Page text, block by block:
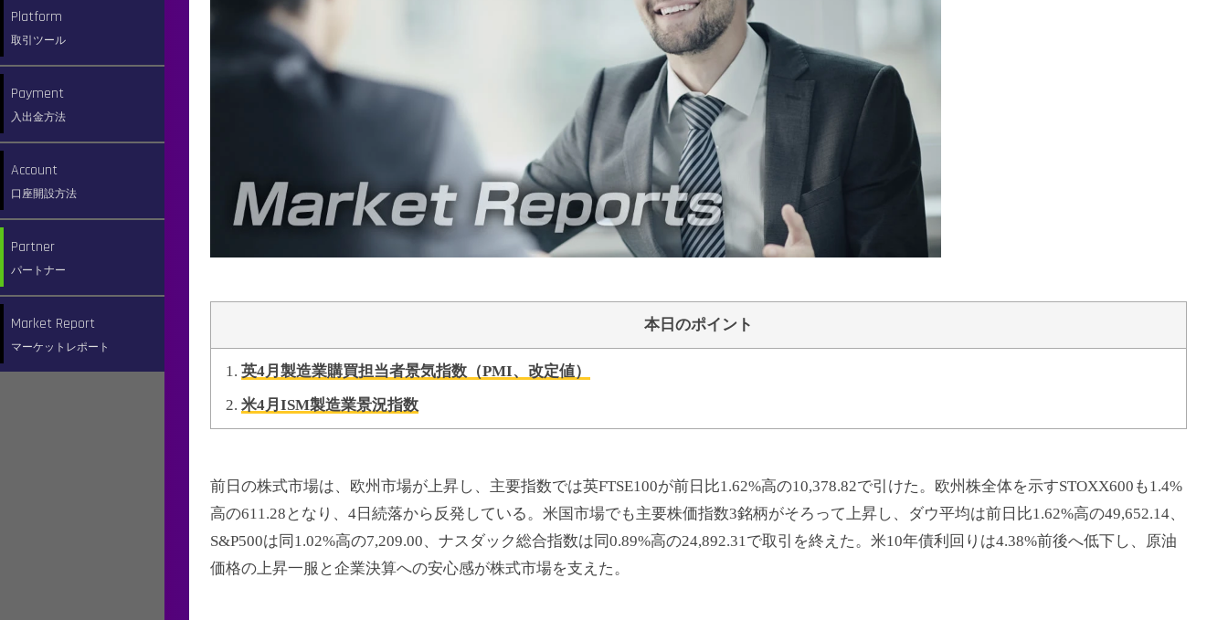
本日のポイント
英4月製造業購買担当者景気指数（PMI、改定値）
米4月ISM製造業景況指数
前日の株式市場は、欧州市場が上昇し、主要指数では英FTSE100が前日比1.62%高の10,378.82で引けた。欧州株全体を示すSTOXX600も1.4%
高の611.28となり、4日続落から反発している。米国市場でも主要株価指数3銘柄がそろって上昇し、ダウ平均は前日比1.62%高の49,652.14、
S&P500は同1.02%高の7,209.00、ナスダック総合指数は同0.89%高の24,892.31で取引を終えた。米10年債利回りは4.38%前後へ低下し、原油
価格の上昇一服と企業決算への安心感が株式市場を支えた。
Instruments
Platform
取引ツール
Trading Tools
Payment
入出金方法
Account
口座開設方法 新規口座開設方法
Partner
パートナー
Market Report
マーケットレポート